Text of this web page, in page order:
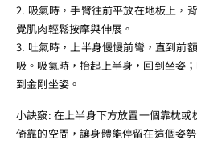
2. 吸氣時，手臂往前平放在地板上，
覺肌肉輕鬆按摩與伸展。
3. 吐氣時，上半身慢慢前彎，直到前
吸。吸氣時，抬起上半身，回到坐姿
到金剛坐姿。
小訣竅: 在上半身下方放置一個靠枕
倚靠的空間，讓身體能停留在這個姿